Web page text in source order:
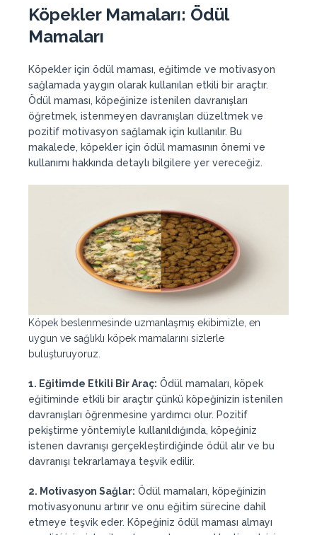
Köpekler Mamaları: Ödül
Mamaları
Köpekler için ödül maması, eğitimde ve motivasyon
sağlamada yaygın olarak kullanılan etkili bir araçtır.
Ödül maması, köpeğinize istenilen davranışları
öğretmek, istenmeyen davranışları düzeltmek ve
pozitif motivasyon sağlamak için kullanılır. Bu
makalede, köpekler için ödül mamasının önemi ve
kullanımı hakkında detaylı bilgilere yer vereceğiz.
Köpek beslenmesinde uzmanlaşmış ekibimizle, en
uygun ve sağlıklı köpek mamalarını sizlerle
buluşturuyoruz.
1. Eğitimde Etkili Bir Araç: Ödül mamaları, köpek
eğitiminde etkili bir araçtır çünkü köpeğinizin istenilen
davranışları öğrenmesine yardımcı olur. Pozitif
pekiştirme yöntemiyle kullanıldığında, köpeğiniz
istenen davranışı gerçekleştirdiğinde ödül alır ve bu
davranışı tekrarlamaya teşvik edilir.
2. Motivasyon Sağlar: Ödül mamaları, köpeğinizin
motivasyonunu artırır ve onu eğitim sürecine dahil
etmeye teşvik eder. Köpeğiniz ödül maması almayı